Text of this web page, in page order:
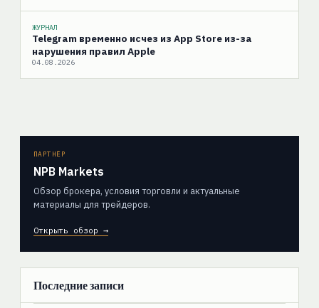
ЖУРНАЛ
Telegram временно исчез из App Store из-за
нарушения правил Apple
04.08.2026
ПАРТНЁР
NPB Markets
Обзор брокера, условия торговли и актуальные
материалы для трейдеров.
Открыть обзор →
Последние записи